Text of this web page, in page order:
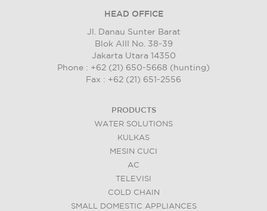
HEAD OFFICE
Jl. Danau Sunter Barat
Blok AIII No. 38-39
Jakarta Utara 14350
Phone : +62 (21) 650-5668 (hunting)
Fax : +62 (21) 651-2556
PRODUCTS
WATER SOLUTIONS
KULKAS
MESIN CUCI
AC
TELEVISI
COLD CHAIN
SMALL DOMESTIC APPLIANCES